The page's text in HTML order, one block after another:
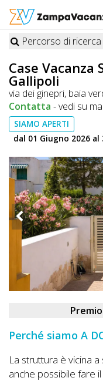
A
DOG
LUOGHI
A
DOG
OFFERTE
DOG
A
DOG
Percorso di ricerca
Case Vacanza
Gallipoli
via dei ginepri, baia
Contatta -vedi su
SIAMO APERTI
dal 01 Giugno 2026
Premio
Perché siamo A
La struttura è vicina
anche possibile fare